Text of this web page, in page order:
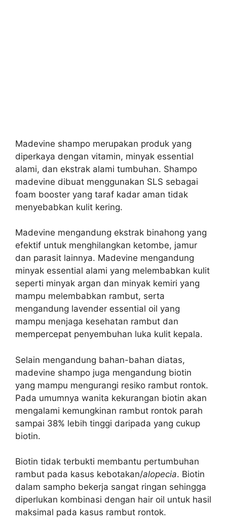
Madevine shampo merupakan produk yang
diperkaya dengan vitamin, minyak essential
alami, dan ekstrak alami tumbuhan. Shampo
madevine dibuat menggunakan SLS sebagai
foam booster yang taraf kadar aman tidak
menyebabkan kulit kering.
Madevine mengandung ekstrak binahong yang
efektif untuk menghilangkan ketombe, jamur
dan parasit lainnya. Madevine mengandung
minyak essential alami yang melembabkan kulit
seperti minyak argan dan minyak kemiri yang
mampu melembabkan rambut, serta
mengandung lavender essential oil yang
mampu menjaga kesehatan rambut dan
mempercepat penyembuhan luka kulit kepala.
Selain mengandung bahan-bahan diatas,
madevine shampo juga mengandung biotin
yang mampu mengurangi resiko rambut rontok.
Pada umumnya wanita kekurangan biotin akan
mengalami kemungkinan rambut rontok parah
sampai 38% lebih tinggi daripada yang cukup
biotin.
Biotin tidak terbukti membantu pertumbuhan
rambut pada kasus kebotakan/alopecia. Biotin
dalam sampho bekerja sangat ringan sehingga
diperlukan kombinasi dengan hair oil untuk hasil
maksimal pada kasus rambut rontok.